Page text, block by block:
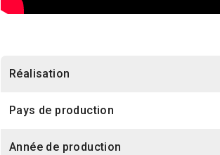
Réalisation
Pays de production
Année de production